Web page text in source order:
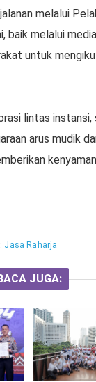
melalui
melalui
untuk
lintas
arus mudik
Jasa Raharja
JUGA: